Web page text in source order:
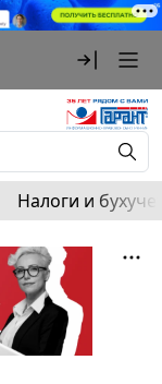
Налоги и